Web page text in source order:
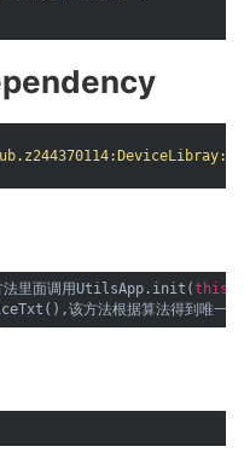
法里面调用UtilsApp.init(this